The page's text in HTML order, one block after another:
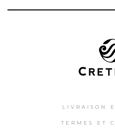
LIVRAISON
TERMES ET